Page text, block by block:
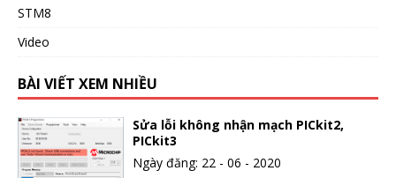
STM8
Video
BÀI VIẾT XEM NHIỀU
Sửa lỗi không nhận mạch PICkit2,
PICkit3
Ngày đăng: 22 - 06 - 2020